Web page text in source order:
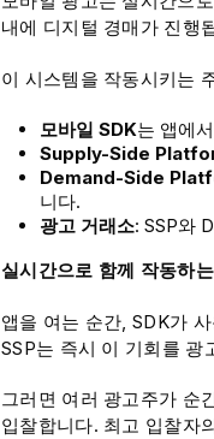
내에 디지털 경매가 진행
이 시스템을 작동시키는
모바일 SDK는 앱에
Supply-Side
Demand-Side
니다.
광고 거래소: SSP와
실시간으로 함께 작동하
앱을 여는 순간, SDK가
SSP는 즉시 이 기회를 광
그러면 여러 광고주가 순
입찰합니다. 최고 입찰자